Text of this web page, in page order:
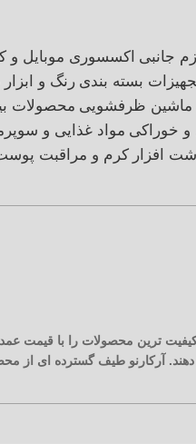
جانبی اکسسوری موبایل و
بسته بندی رنگ و
ماشین ظرفشویی محصولات
و خوراکی مواد غذایی و
افزار کرم و مراقبت
ترین محصولات را با قیمت
آرکارنو طیف گسترده ای از